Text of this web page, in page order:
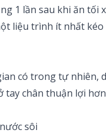
1 lần sau khi ăn tối
liệu trình ít nhất
có trong tự nhiên,
chân thuận lợi
sôi